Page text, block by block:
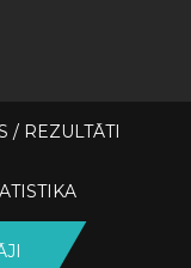
/ REZULTĀTI